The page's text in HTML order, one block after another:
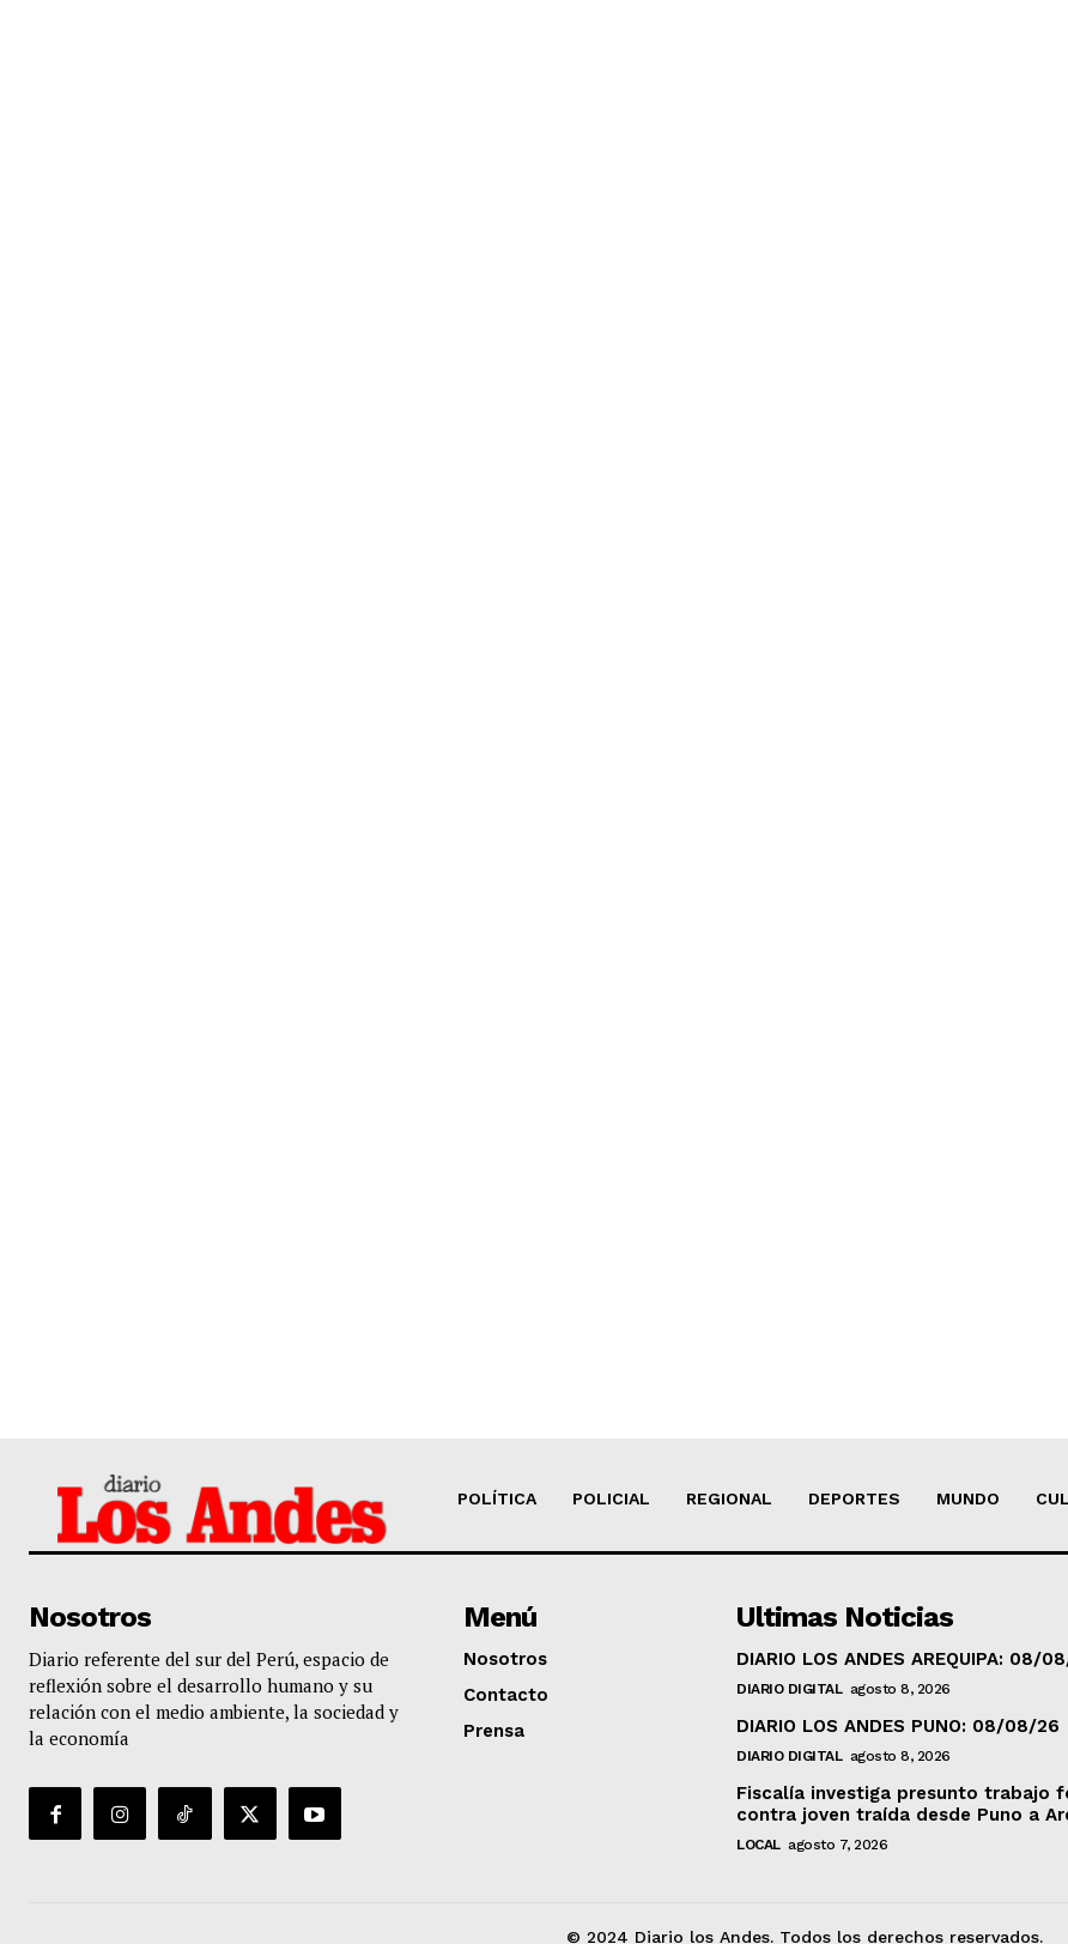
POLÍTICA POLICIAL REGIONAL DEPORTES MUNDO
Nosotros
Diario referente del sur del Perú, espacio de
reflexión sobre el desarrollo humano y su
relación con el medio ambiente, la sociedad y
la economía
Menú
Nosotros
Contacto
Prensa
Ultimas Noticias
DIARIO LOS ANDES AREQUIPA: 08/
DIARIO DIGITAL agosto 8, 2026
DIARIO LOS ANDES PUNO: 08/08/26
DIARIO DIGITAL agosto 8, 2026
Fiscalía investiga presunto trabajo
contra joven traída desde Puno a
LOCAL agosto 7, 2026
© 2024 Diario los Andes. Todos los derechos reservados.